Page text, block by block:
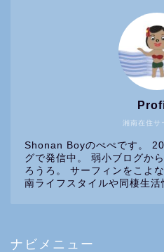
湘南在住サ
Shonan Boyのぺぺです。
グで発信中。 弱小ブログか
ろうろ。 サーフィンをこよ
南ライフスタイルや同棲生活
ナビメニュー